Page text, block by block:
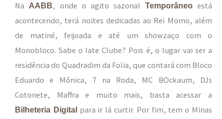
NaAABB, onde o agito sazonal Temporâneoestá
acontecendo, terá noites dedicadas ao Rei Momo, além
de matiné, feijoada e até um showzaço com o
Monobloco. Sabe o Iate Clube? Pois é, o lugar vai ser a
residência do Quadradim da Folia, que contará com Bloco
Eduardo e Mônica, 7 na Roda, MC BOckaum, DJs
Cotonete, Maffra e muito mais, basta acessar a
Bilheteria Digitalpara ir lá curtir. Por fim, tem o Minas